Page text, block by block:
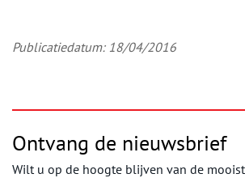
Publicatiedatum: 18/04/2016
Ontvang de nieuwsbrief
Wilt u op de hoogte blijven van de